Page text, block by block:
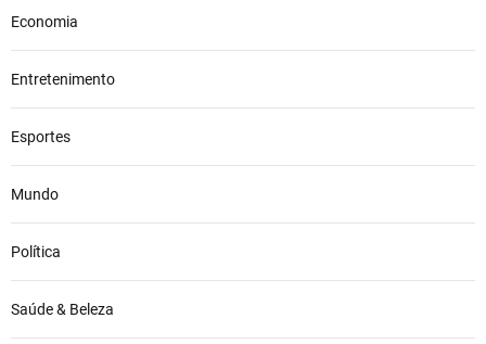
Economia
Entretenimento
Esportes
Mundo
Política
Saúde & Beleza